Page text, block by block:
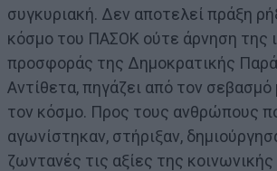
συγκυριακή. Δεν αποτελεί πράξη
κόσμο του ΠΑΣΟΚ ούτε άρνηση της
προσφοράς της Δημοκρατικής
Αντίθετα, πηγάζει από τον
τον κόσμο. Προς τους ανθρώπους
αγωνίστηκαν, στήριξαν,
ζωντανές τις αξίες της κοινωνικής